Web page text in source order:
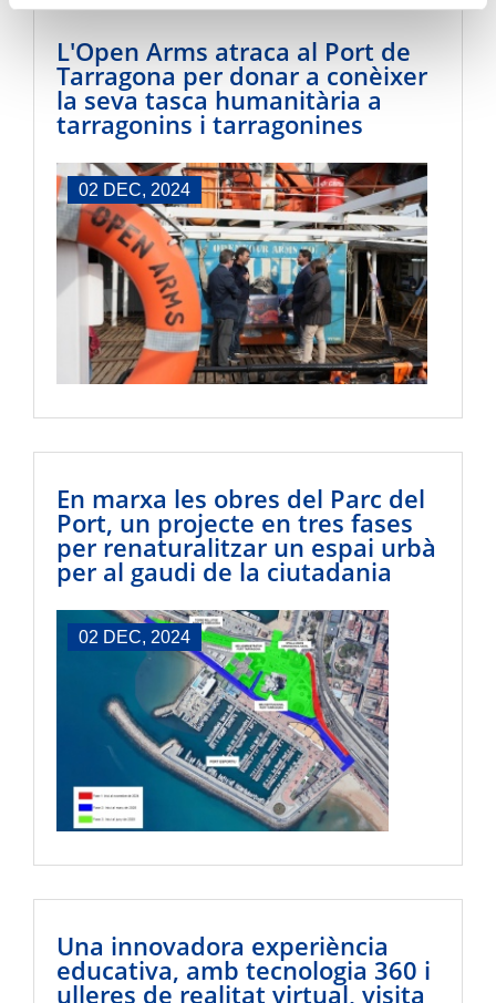
L'Open Arms atraca al Port de
Tarragona per donar a conèixer
la seva tasca humanitària a
tarragonins i tarragonines
02 DEC, 2024
En marxa les obres del Parc del
Port, un projecte en tres fases
per renaturalitzar un espai urbà
per al gaudi de la ciutadania
02 DEC, 2024
Una innovadora experiència
educativa, amb tecnologia 360 i
ulleres de realitat virtual, visita